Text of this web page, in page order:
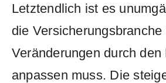
Letztendlich ist es
die Versicherungsbranche
Veränderungen durch den
‌anpassen muss. Die⁣